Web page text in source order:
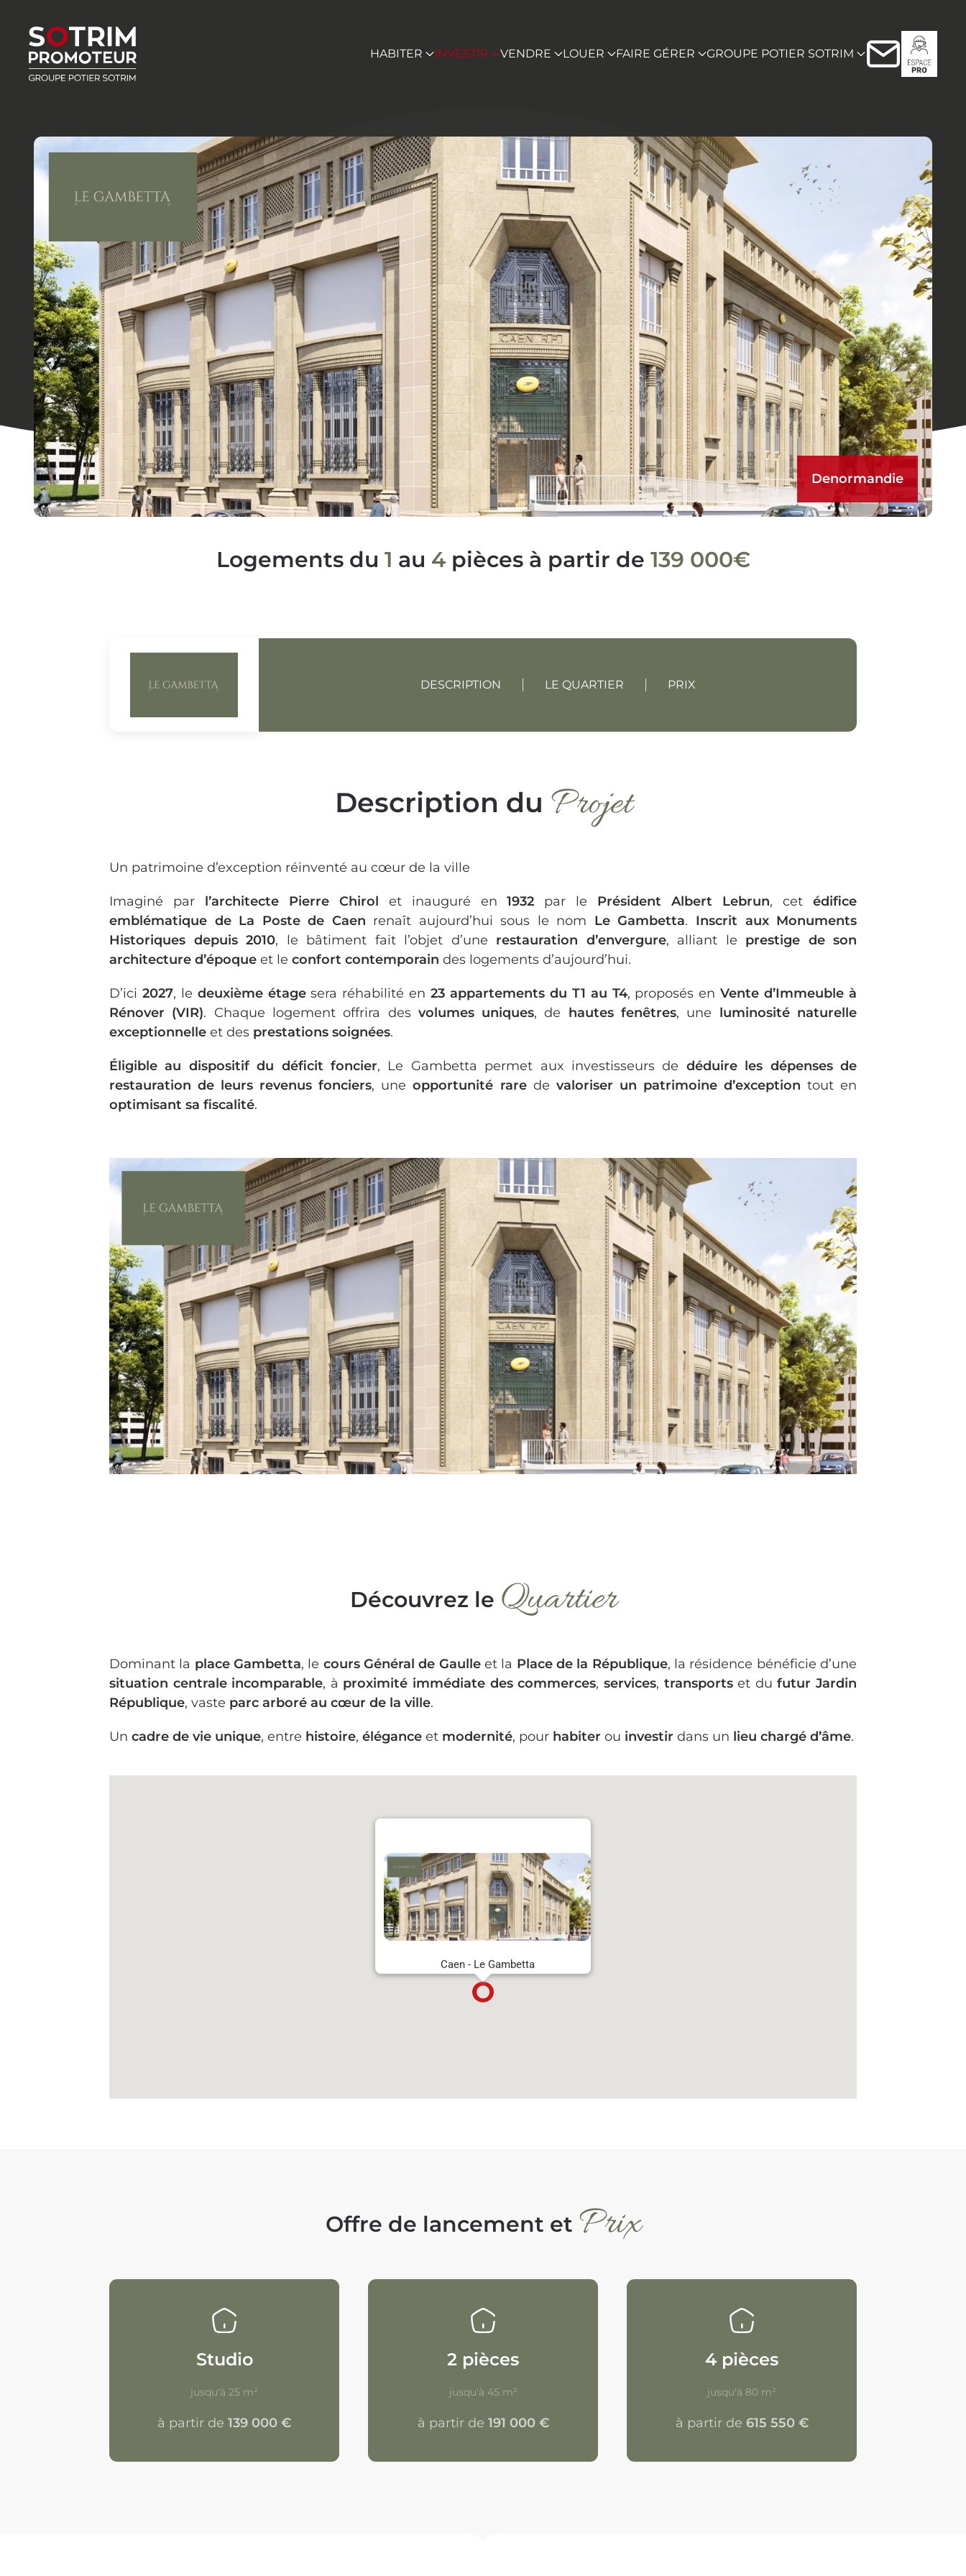
Accéder au contenu principal
HABITER
INVESTIR VENDRE LOUER FAIRE GÉRER GROUPE POTIER SOTRIM
Denormandie
Logements du 1 au 4pièces à partir de 139 000€
DESCRIPTION LE QUARTIER PRIX
Description du Projet
Un patrimoine d’exception réinventé au cœur de la ville
Imaginé par l’architecte Pierre Chirol et inauguré en1932 par le Président Albert Lebrun, cetédifice
emblématique de La Poste de Caen renaît aujourd’hui sous le nom Le Gambetta. Inscrit aux Monuments
Historiques depuis 2010, le bâtiment fait l’objet d’une restauration d’envergure, alliant le prestige de son
architecture d’époque et le confort contemporain des logements d’aujourd’hui.
D’ici 2027, le deuxième étagesera réhabilité en23 appartements du T1 au T4, proposés enVente d’Immeuble à
Rénover (VIR). Chaque logement offrira des volumes uniques, de hautes fenêtres, une luminosité naturelle
exceptionnelle et des prestations soignées.
Éligible au dispositif du déficit foncier, Le Gambetta permet aux investisseurs de déduire les dépenses de
restauration de leurs revenus fonciers, uneopportunité rarede valoriser un patrimoine d’exception tout en
optimisant sa fiscalité.
Découvrez le Quartier
Dominant la place Gambetta, le cours Général de Gaulleet la Place de la République, la résidence bénéficie d’une
situation centrale incomparable, à proximité immédiate des commerces, services, transportset dufutur Jardin
République, vaste parc arboré au cœur de la ville.
Un cadre de vie unique, entre histoire, élégance et modernité, pour habiter ou investir dans un lieu chargé d’âme.
Caen - Le Gambetta
Offre de lancement et Prix
Studio
jusqu'à 25 m²
à partir de 139 000 €
2 pièces
jusqu'à 45 m²
à partir de 191 000 €
4 pièces
jusqu'à 80 m²
à partir de 615 550 €